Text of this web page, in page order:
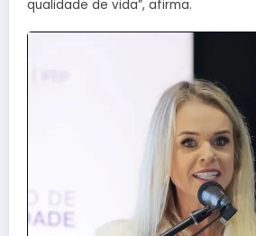
qualidade de vida”, afirma.